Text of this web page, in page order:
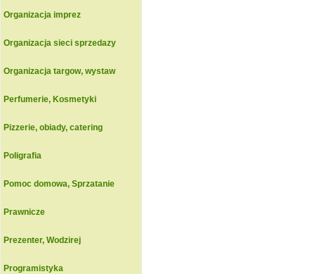
Organizacja imprez
Organizacja sieci sprzedazy
Organizacja targow, wystaw
Perfumerie, Kosmetyki
Pizzerie, obiady, catering
Poligrafia
Pomoc domowa, Sprzatanie
Prawnicze
Prezenter, Wodzirej
Programistyka